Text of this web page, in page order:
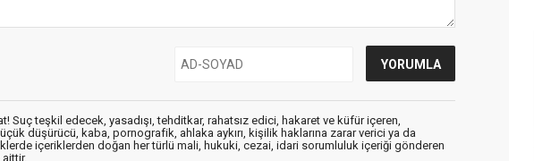
Suç teşkil edecek, yasadışı, tehditkar, rahatsız edici, hakaret ve küfür içeren,
düşürücü, kaba, pornografik, ahlaka aykırı, kişilik haklarına zarar verici ya da
içeriklerden doğan her türlü mali, hukuki, cezai, idari sorumluluk içeriği gönderen
aittir.